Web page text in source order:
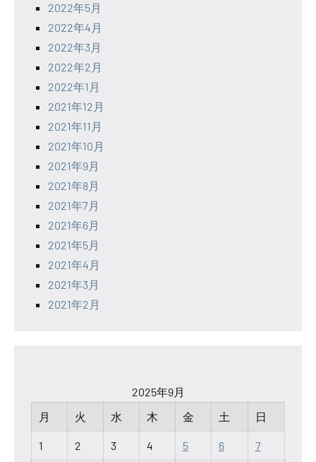
2022年5月
2022年4月
2022年3月
2022年2月
2022年1月
2021年12月
2021年11月
2021年10月
2021年9月
2021年8月
2021年7月
2021年6月
2021年5月
2021年4月
2021年3月
2021年2月
2025年9月
月
火 水 木 金 土 日
1 2 3 4 5 6 7